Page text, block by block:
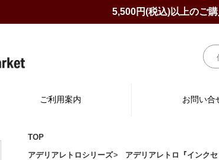
5,500円(税込)以上のご
ご利用案内 お問い合
TOP
アデリアレトロシリーズ
アデリアレトロ『インクセ